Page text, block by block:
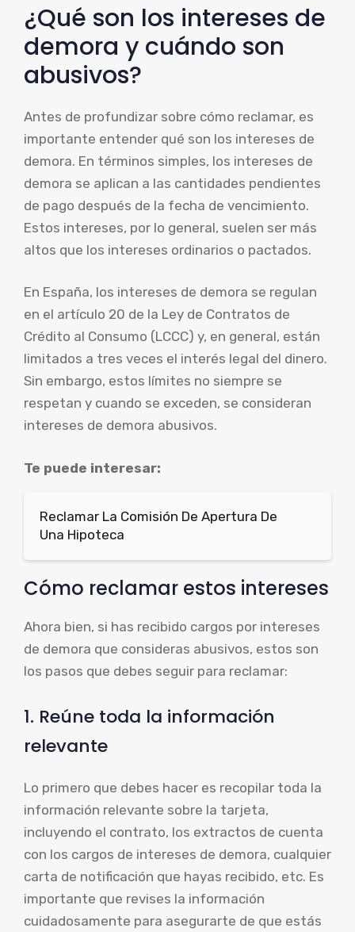
¿Qué son los intereses de
demora y cuándo son
abusivos?
Antes de profundizar sobre cómo reclamar, es
importante entender qué son los intereses de
demora. En términos simples, los intereses de
demora se aplican a las cantidades pendientes
de pago después de la fecha de vencimiento.
Estos intereses, por lo general, suelen ser más
altos que los intereses ordinarios o pactados.
En España, los intereses de demora se regulan
en el artículo 20 de la Ley de Contratos de
Crédito al Consumo (LCCC) y, en general, están
limitados a tres veces el interés legal del dinero.
Sin embargo, estos límites no siempre se
respetan y cuando se exceden, se consideran
intereses de demora abusivos.
Te puede interesar:
Reclamar La Comisión De Apertura De
Una Hipoteca
Cómo reclamar estos intereses
Ahora bien, si has recibido cargos por intereses
de demora que consideras abusivos, estos son
los pasos que debes seguir para reclamar:
1. Reúne toda la información
relevante
Lo primero que debes hacer es recopilar toda la
información relevante sobre la tarjeta,
incluyendo el contrato, los extractos de cuenta
con los cargos de intereses de demora, cualquier
carta de notificación que hayas recibido, etc. Es
importante que revises la información
cuidadosamente para asegurarte de que estás